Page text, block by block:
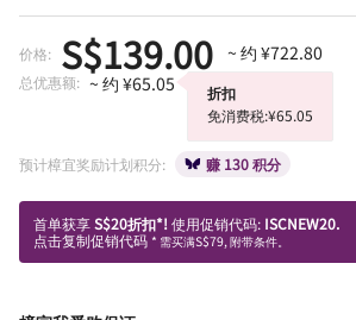
价格: S$139.00 ~ 约 ¥722.80
总优惠额: ~ 约 ¥65.05
折扣
免消费税:¥65.05
预计樟宜奖励计划积分: 赚 130 积分
首单获享S$20折扣*! 使用促销代码: ISCNEW20.
点击复制促销代码 * 需买满S$79, 附带条件。